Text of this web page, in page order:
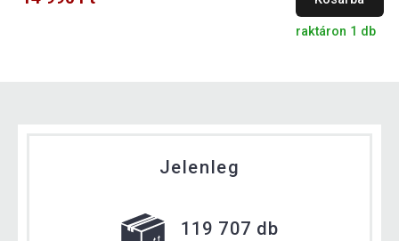
raktáron 1 db
Jelenleg
119 707 db